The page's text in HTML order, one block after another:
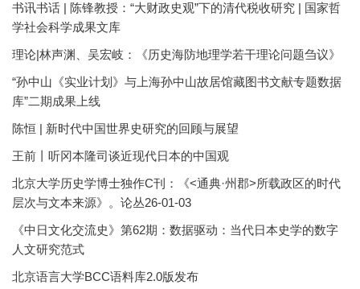
书讯书话 | 陈锋教授：“大财政史观”下的清代税收研究 | 国家哲
学社会科学成果文库
理论|林声渊、吴宏岐：《历史海防地理学若干理论问题刍议》
“孙中山《实业计划》与上海孙中山故居馆藏图书文献专题数据
库”二期成果上线
陈恒 | 新时代中国世界史研究的回顾与展望
王前丨听冈本隆司谈近现代日本的中国观
北京大学历史学博士独作C刊：《<通典·州郡>所载政区的时代
层次与文本来源》。论丛26-01-03
《中日文化交流史》第62期：数据驱动：当代日本史学的数字
人文研究范式
北京语言大学BCC语料库2.0版发布